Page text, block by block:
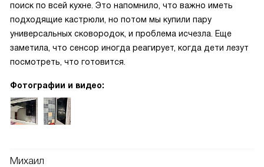
поиск по всей кухне. Это напомнило, что важно иметь
подходящие кастрюли, но потом мы купили пару
универсальных сковородок, и проблема исчезла. Еще
заметила, что сенсор иногда реагирует, когда дети лезут
посмотреть, что готовится.
Фотографии и видео:
Михаил